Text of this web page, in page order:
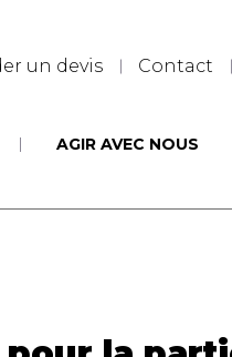
un devis Contact
AGIR AVEC NOUS